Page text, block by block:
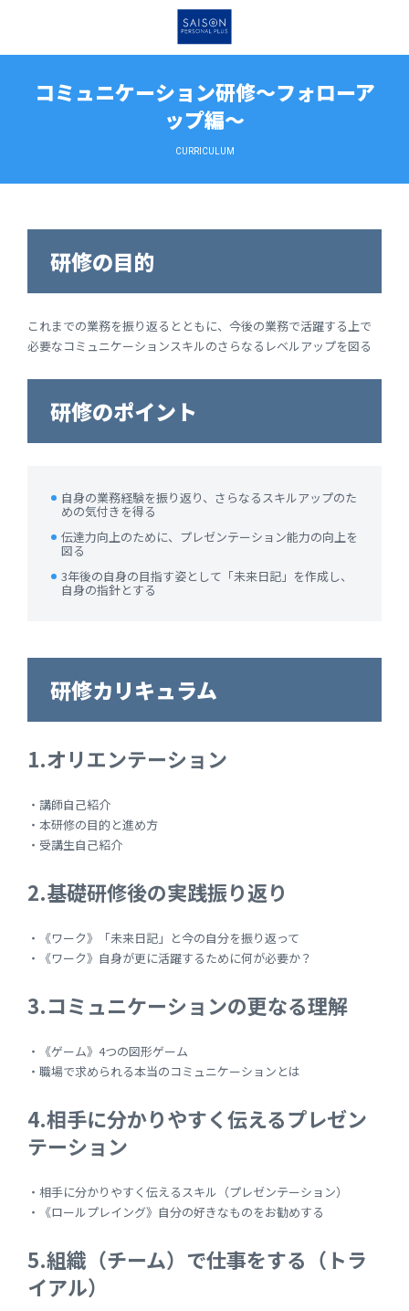
コミュニケーション研修～フォローア
ップ編～
CURRICULUM
研修の目的
これまでの業務を振り返るとともに、今後の業務で活躍する上で
必要なコミュニケーションスキルのさらなるレベルアップを図る
研修のポイント
自身の業務経験を振り返り、さらなるスキルアップのた
めの気付きを得る
伝達力向上のために、プレゼンテーション能力の向上を
図る
3年後の自身の目指す姿として「未来日記」を作成し、
自身の指針とする
研修カリキュラム
1.オリエンテーション
・講師自己紹介
・本研修の目的と進め方
・受講生自己紹介
2.基礎研修後の実践振り返り
・《ワーク》「未来日記」と今の自分を振り返って
・《ワーク》自身が更に活躍するために何が必要か？
3.コミュニケーションの更なる理解
・《ゲーム》4つの図形ゲーム
・職場で求められる本当のコミュニケーションとは
4.相手に分かりやすく伝えるプレゼン
テーション
・相手に分かりやすく伝えるスキル（プレゼンテーション）
・《ロールプレイング》自分の好きなものをお勧めする
5.組織（チーム）で仕事をする（トラ
イアル）